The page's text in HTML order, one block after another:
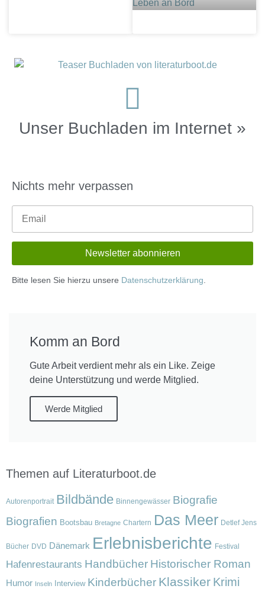
Unser Buchladen im Internet »
Nichts mehr verpassen
Bitte lesen Sie hierzu unsere Datenschutzerklärung
Komm an Bord
Gute Arbeit verdient mehr als ein Like. Zeige
deine Unterstützung und werde Mitglied.
Werde Mitglied
Themen auf Literaturboot.de
Autorenportrait Bildbände Binnengewässer Biografie
Biografien Bootsbau Bretagne Chartern Das Meer Detlef Jens
Bücher DVD Dänemark Erlebnisberichte Festival
Hafenrestaurants Handbücher Historischer Roman
Humor Inseln Interview Kinderbücher Klassiker Krimi